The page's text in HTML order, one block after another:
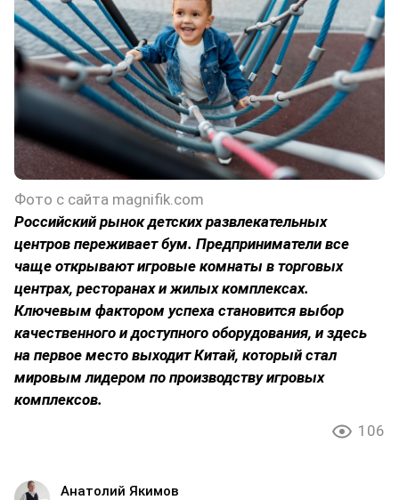
Фото с сайта magnifik.com
Российский рынок детских развлекательных
центров переживает бум. Предприниматели все
чаще открывают игровые комнаты в торговых
центрах, ресторанах и жилых комплексах.
Ключевым фактором успеха становится выбор
качественного и доступного оборудования, и здесь
на первое место выходит Китай, который стал
мировым лидером по производству игровых
комплексов.
106
Анатолий Якимов